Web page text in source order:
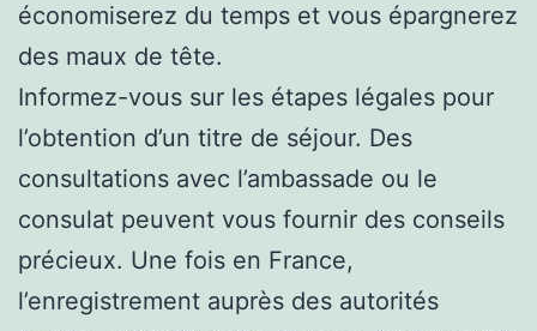
économiserez du temps et vous épargnerez
des maux de tête.
Informez-vous sur les étapes légales pour
l’obtention d’un titre de séjour. Des
consultations avec l’ambassade ou le
consulat peuvent vous fournir des conseils
précieux. Une fois en France,
l’enregistrement auprès des autorités